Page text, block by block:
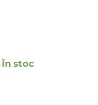
În stoc